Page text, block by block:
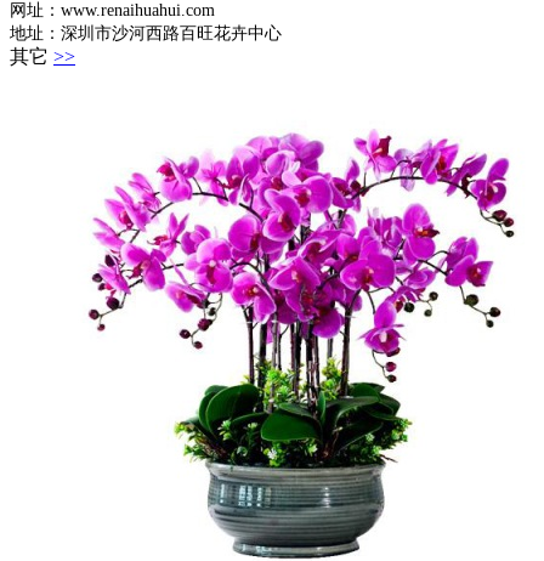
网址：www.renaihuahui.com
地址：深圳市沙河西路百旺花卉中心
其它 >>